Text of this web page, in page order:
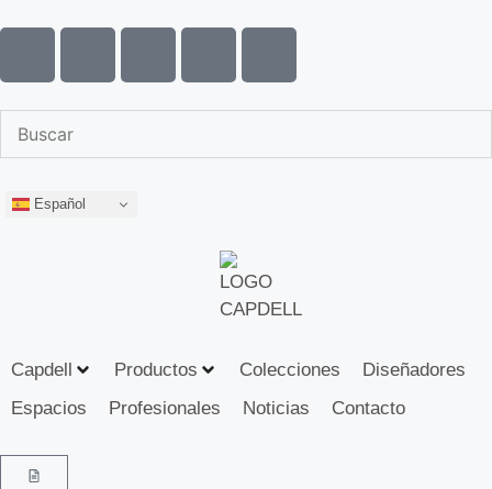
Español
Capdell Productos Colecciones
Diseñadores
Espacios
Profesionales Noticias Contacto